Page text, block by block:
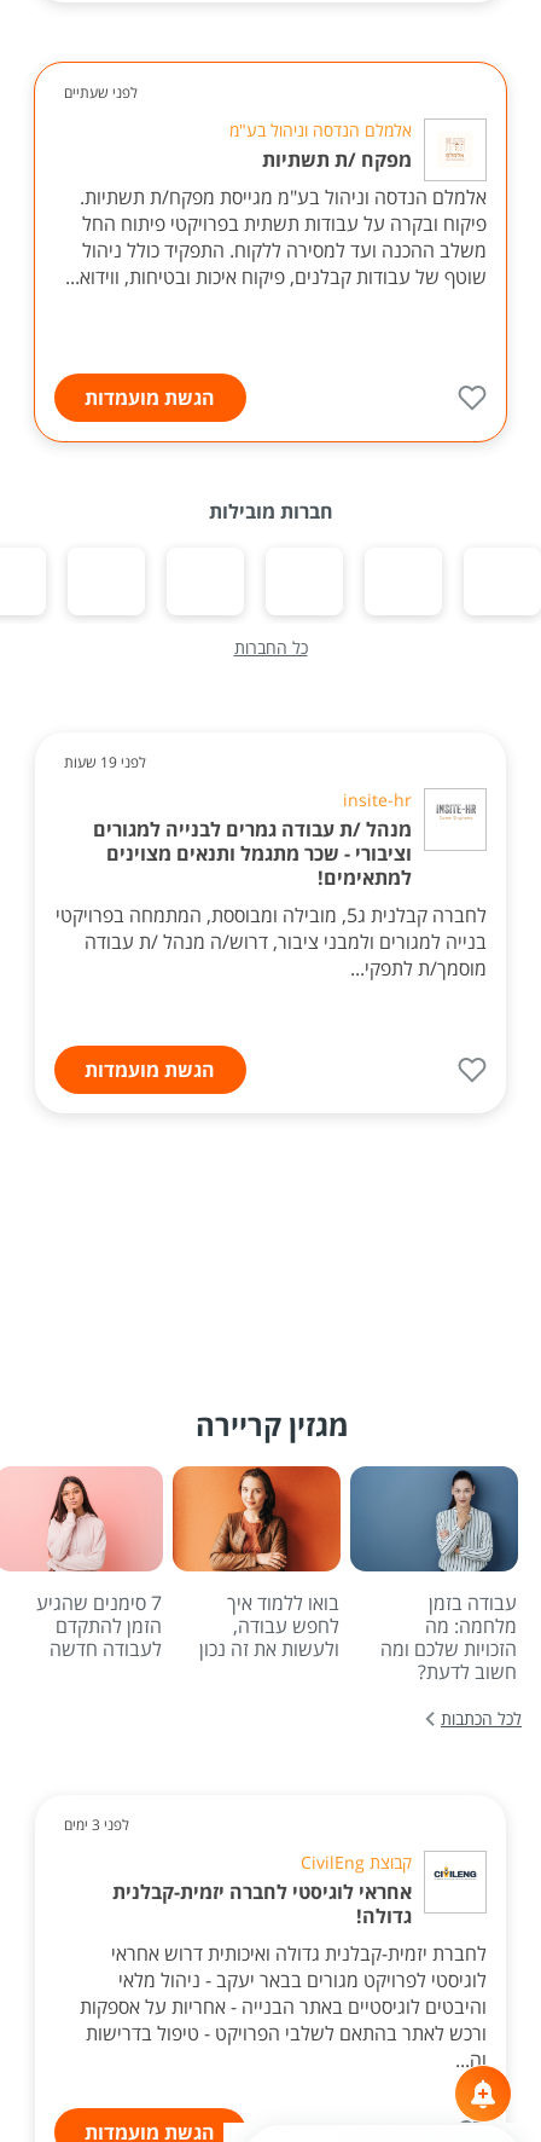
לפני שעתיים
אלמלם הנדסה וניהול בע"מ
מפקח /ת תשתיות
אלמלם הנדסה וניהול בע"מ מגייסת מפקח/ת תשתיות.
פיקוח ובקרה על עבודות תשתית בפרויקטי פיתוח החל
משלב ההכנה ועד למסירה ללקוח. התפקיד כולל ניהול
שוטף של עבודות קבלנים, פיקוח איכות ובטיחות, ווידוא...
הגשת מועמדות
חברות מובילות
כל החברות
לפני 19 שעות
insite-hr
מנהל /ת עבודה גמרים לבנייה למגורים
וציבורי - שכר מתגמל ותנאים מצוינים
למתאימים!
לחברה קבלנית ג5, מובילה ומבוססת, המתמחה בפרויקטי
בנייה למגורים ולמבני ציבור, דרוש/ה מנהל /ת עבודה
מוסמך/ת לתפקי...
הגשת מועמדות
מגזין קריירה
עבודה בזמן
מלחמה: מה
הזכויות שלכם ומה
חשוב לדעת?
בואו ללמוד איך
לחפש עבודה,
ולעשות את זה נכון
7 סימנים שהגיע
הזמן להתקדם
לעבודה חדשה
לכל הכתבות
לפני 3 ימים
קבוצת CivilEng
אחראי לוגיסטי לחברה יזמית-קבלנית
גדולה!
לחברת יזמית-קבלנית גדולה ואיכותית דרוש אחראי
לוגיסטי לפרויקט מגורים בבאר יעקב - ניהול מלאי
והיבטים לוגיסטיים באתר הבנייה - אחריות על אספקות
ורכש לאתר בהתאם לשלבי הפרויקט - טיפול בדרישות
וה...
הגשת מועמדות